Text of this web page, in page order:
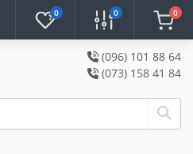
0 0 0
(096) 101 88 64
(073) 158 41 84